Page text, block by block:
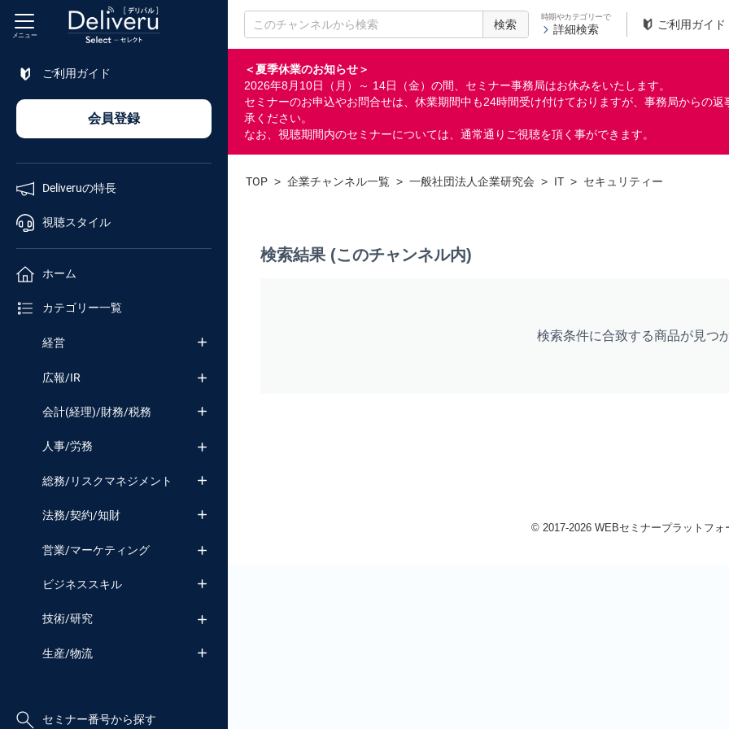
検索
時期やカテゴリーで
詳細検索 ご利用ガイド
＜夏季休業のお知らせ＞
2026年8月10日（月）～ 14日（金）の間、セミナー事務局はお休みをいたします。
セミナーのお申込やお問合せは、休業期間中も24時間受け付けておりますが、事務局からの
承ください。
なお、視聴期間内のセミナーについては、通常通りご視聴を頂く事ができます。
メニュー
ご利用ガイド
会員登録
Deliveruの特長
視聴スタイル
ホーム
カテゴリー一覧
経営
広報/IR
会計(経理)/財務/税務
人事/労務
総務/リスクマネジメント
法務/契約/知財
営業/マーケティング
ビジネススキル
技術/研究
生産/物流
セミナー番号から探す
セミナー
番号検索
TOP > 企業チャンネル一覧 > 一般社団法人企業研究会 > IT > セキュリティー
検索結果 (このチャンネル内)
検索条件に合致する商品が見つ
© 2017-2026 WEBセミナープラットフォ